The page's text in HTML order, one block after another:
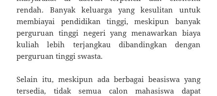
rendah. Banyak keluarga yang kesulitan untuk
membiayai pendidikan tinggi, meskipun banyak
perguruan tinggi negeri yang menawarkan biaya
kuliah lebih terjangkau dibandingkan dengan
perguruan tinggi swasta.
Selain itu, meskipun ada berbagai beasiswa yang
tersedia, tidak semua calon mahasiswa dapat